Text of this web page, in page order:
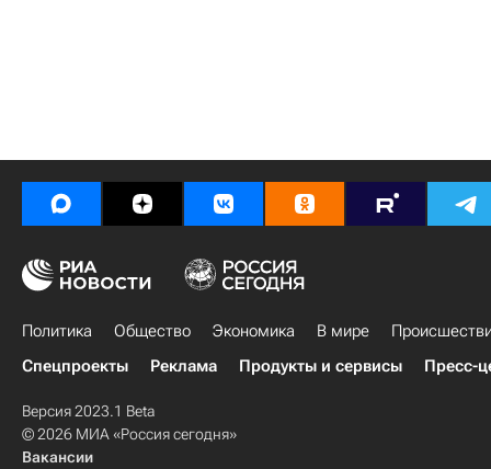
Политика Общество Экономика В мире
Спецпроекты
Реклама Продукты и сервисы Пресс-
Версия 2023.1 Beta
© 2026 МИА «Россия сегодня»
Вакансии